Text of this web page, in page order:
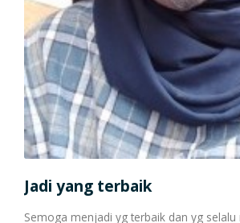
Jadi yang terbaik
Semoga menjadi yg terbaik dan yg